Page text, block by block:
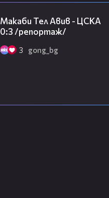
Макаби Тел Авив - ЦСКА
0:3 /репортаж/
3 gong_bg